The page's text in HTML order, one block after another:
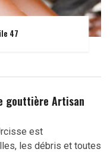
47
gouttière Artisan
est
les débris et toutes